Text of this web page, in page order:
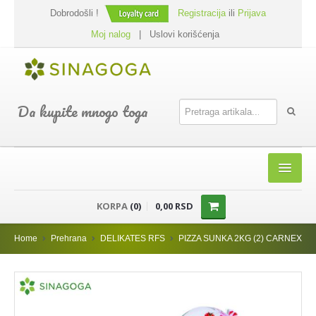
Dobrodošli ! Registracijaili Prijava
Moj nalog
Uslovi korišćenja
Da kupite mnogo toga
SHOP
PREHRANA
KORPA (0) 0,00 RSD
Home Prehrana DELIKATES RFS PIZZA SUNKA 2KG (2) CARNEX